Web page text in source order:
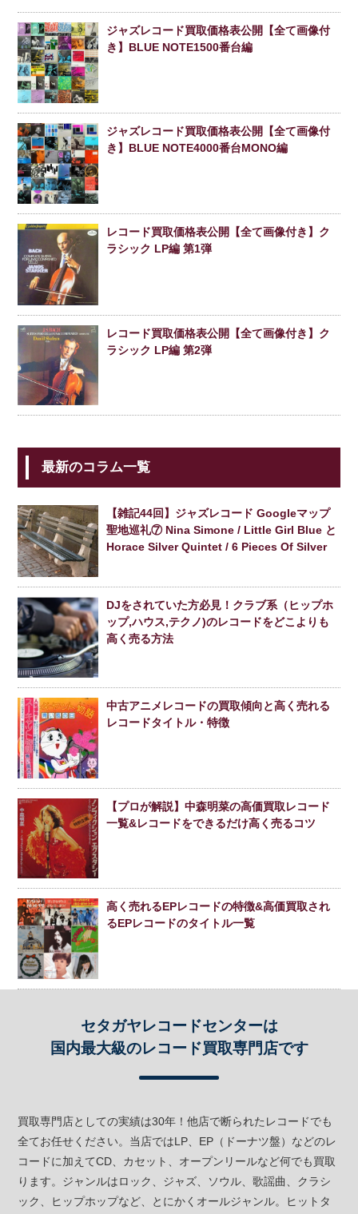
ジャズレコード買取価格表公開【全て画像付
き】BLUE NOTE1500番台編
ジャズレコード買取価格表公開【全て画像付
き】BLUE NOTE4000番台MONO編
レコード買取価格表公開【全て画像付き】ク
ラシック LP編 第1弾
レコード買取価格表公開【全て画像付き】ク
ラシック LP編 第2弾
最新のコラム一覧
【雑記44回】ジャズレコード Googleマップ
聖地巡礼⑦ Nina Simone / Little Girl Blue と
Horace Silver Quintet / 6 Pieces Of Silver
DJをされていた方必見！クラブ系（ヒップホ
ップ,ハウス,テクノ)のレコードをどこよりも
高く売る方法
中古アニメレコードの買取傾向と高く売れる
レコードタイトル・特徴
【プロが解説】中森明菜の高価買取レコード
一覧&レコードをできるだけ高く売るコツ
高く売れるEPレコードの特徴&高価買取され
るEPレコードのタイトル一覧
セタガヤレコードセンターは
国内最大級のレコード買取専門店です
買取専門店としての実績は30年！他店で断られたレコードでも
全てお任せください。当店ではLP、EP（ドーナツ盤）などのレ
コードに加えてCD、カセット、オープンリールなど何でも買取
ります。ジャンルはロック、ジャズ、ソウル、歌謡曲、クラシ
ック、ヒップホップなど、とにかくオールジャンル。ヒットタ